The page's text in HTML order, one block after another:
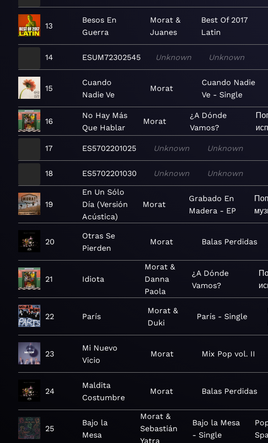
13
Besos En
Guerra
Morat &
Juanes
Best Of 2017
Latin
14 ESUM72302545 Unknown Unknown
15
Cuando
Nadie Ve
Morat
Cuando Nadie
Ve - Single
16
No Hay Más
Que Hablar
Morat
¿A Dónde
Vamos?
17 ES5702201025 Unknown Unknown
18 ES5702201030 Unknown Unknown
19
En Un Sólo
Día (Versión
Acústica)
Morat
Grabado En
Madera - EP
Поп
20
Otras Se
Pierden
Morat Balas Perdidas
21 Idiota
Morat &
Danna
Paola
¿A Dónde
Vamos?
22 París
Morat &
Duki
París - Single
23
Mi Nuevo
Vicio
Morat Mix Pop vol. II
24
Maldita
Costumbre
Morat Balas Perdidas
25
Bajo la
Mesa
Morat &
Sebastián
Yatra
Bajo la Mesa
- Single